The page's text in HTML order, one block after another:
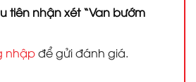
tiên nhận xét “Van bướm
nhậpđể gửi đánh giá.